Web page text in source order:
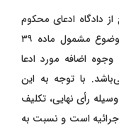
دادگاه ادعای محکوم
علیه به محکوم له پرداخت شده است. موضوع مشمول ماده ۳۹
اضافه مورد ادعا
با توجه به این
رأی نهایی، تکلیف
است و نسبت به